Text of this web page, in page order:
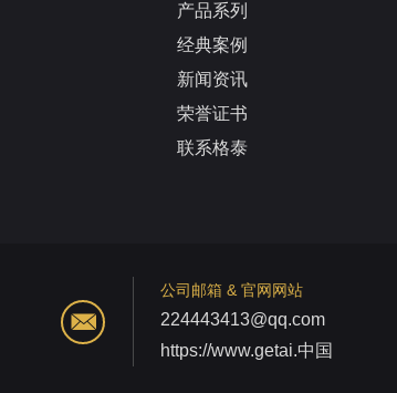
产品系列
经典案例
新闻资讯
荣誉证书
联系格泰
公司邮箱 & 官网网站
224443413@qq.com
https://www.getai.中国